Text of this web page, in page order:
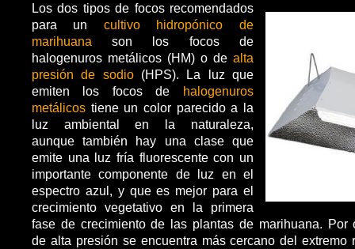
Los dos tipos de focos recomendados
para un cultivo hidropónico de
marihuanason los focos de
halogenuros metálicos (HM) o de alta
presión de sodio (HPS). La luz que
emiten los focos de halogenuros
metálicos tiene un color parecido a la
luz ambiental en la naturaleza,
aunque también hay una clase que
emite una luz fría fluorescente con un
importante componente de luz en el
espectro azul, y que es mejor para el
crecimiento vegetativo en la primera
fase de crecimiento de las plantas de marihuana. Por
de alta presión se encuentra más cercano del extremo